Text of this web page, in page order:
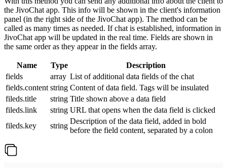
the JivoChat app. This info will be shown in the client's information
panel (in the right side of the JivoChat app). The method can be
called as many times as needed. If chat is established, information in
JivoChat app will be updated in the real time. Fields are shown in
the same order as they appear in the fields array.
Name Type
Description
fields
array List of additional data fields of the chat
fields.content string Content of data field. Tags will be insulated
fileds.title
string Title shown above a data field
fileds.link
string URL that opens when the data field is clicked
fileds.key
string
Description of the data field, added in bold
before the field content, separated by a colon